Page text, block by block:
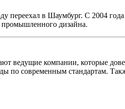
переехал в Шаумбург. С 2004
промышленного дизайна.
ведущие компании, которые
по современным стандартам.